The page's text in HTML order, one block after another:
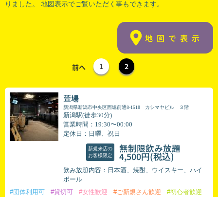
りました。 地図表示でご覧いただく事もできます。
地図で表示
前へ 1 2
萱場
新潟県新潟市中央区西堀前通8-1518 カシマヤビル ３階
新潟駅(徒歩30分)
営業時間：19:30〜00:00
定休日：日曜、祝日
新規来店の
お客様限定
無制限飲み放題
4,500円(税込)
飲み放題内容：日本酒、焼酎、ウイスキー、ハイ
ボール
#団体利用可 #貸切可 #女性歓迎 #ご新規さん歓迎
#初心者歓迎